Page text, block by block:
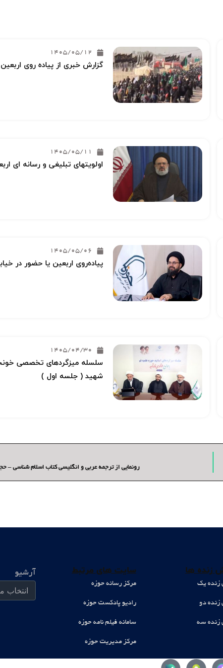
1405/05/12
گزارش خبری از پیاده روی اربعین
1405/05/11
اولویتهای تبلیغی و رسانه ای
1405/05/06
پیاده‌روی اربعین یا حضور در
1405/04/30
سلسله میزگردهای تخصصی
شهید ( جلسه اول )
رونمایی از ترجمه عربی و انگلیسی کتاب اسلام شناسی –
زنده ها
یک
دو
سه
سایت های مرتبط
مرکز رسانه حوزه
رادیو پادکست حوزه
سامانه فیلم نامه حوزه
مرکز مدیریت حوزه
آرشیو
آرشیو